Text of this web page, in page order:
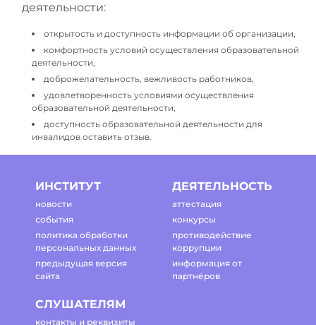
деятельности:
открытость и доступность информации об организации,
комфортность условий осуществления образовательной
деятельности,
доброжелательность, вежливость работников,
удовлетворенность условиями осуществления
образовательной деятельности,
доступность образовательной деятельности для
инвалидов оставить отзыв.
ИНСТИТУТ
новости
события
политика обработки
персональных данных
предыдущая версия
сайта
ДЕЯТЕЛЬНОСТЬ
аттестация
конкурсы
противодействие
коррупции
информация от
партнёров
СЛУШАТЕЛЯМ
контакты и реквизиты